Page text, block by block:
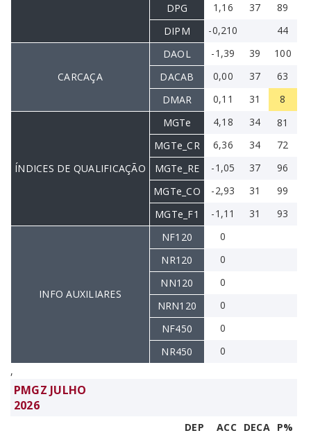
DPG
1,16 37
89
DIPM
-0,210 44
CARCAÇA
DAOL -1,39 39
100
DACAB
0,00 37
63
DMAR
0,11 31 8
ÍNDICES DE QUALIFICAÇÃO
MGTe 4,18 34
81
MGTe_CR
6,36 34
72
MGTe_RE
-1,05 37
96
MGTe_CO
-2,93 31
99
MGTe_F1
-1,11 31 93
INFO AUXILIARES
NF120
0
NR120
0
NN120
0
NRN120
0
NF450
0
NR450
0
,
PMGZ JULHO
2026
DEP ACC DECA P%